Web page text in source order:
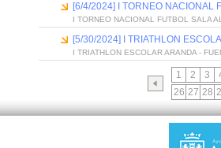
[6/4/2024] I TORNEO NACIONAL
I TORNEO NACIONAL FUTBOL SALA
[5/30/2024] I TRIATHLON
I TRIATHLON ESCOLAR ARANDA -
1 2 3
26 27 28